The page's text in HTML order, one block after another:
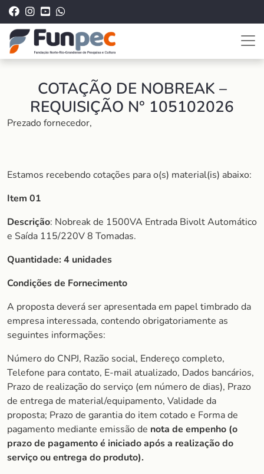
COTAÇÃO DE NOBREAK –
REQUISIÇÃO N° 105102026
Prezado fornecedor,
Estamos recebendo cotações para o(s) material(is) abaixo:
Item 01
Descrição: Nobreak de 1500VA Entrada Bivolt Automático
e Saída 115/220V 8 Tomadas.
Quantidade:4 unidades
Condições de Fornecimento
A proposta deverá ser apresentada em papel timbrado da
empresa interessada, contendo obrigatoriamente as
seguintes informações:
Número do CNPJ, Razão social, Endereço completo,
Telefone para contato, E-mail atualizado, Dados bancários,
Prazo de realização do serviço (em número de dias), Prazo
de entrega de material/equipamento, Validade da
proposta; Prazo de garantia do item cotado e Forma de
pagamento mediante emissão de nota de empenho (o
prazo de pagamento é iniciado após a realização do
serviço ou entrega do produto).